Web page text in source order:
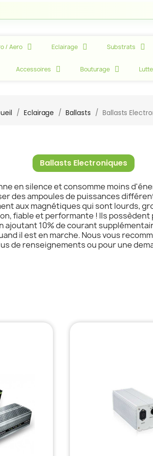
/ Aero Eclairage Substrats
Accessoires Bouturage
Eclairage Ballasts Ballasts
Ballasts Electroniques
en silence et consomme moins
des ampoules de puissances
aux magnétiques qui sont lourds,
fiable et performante ! Ils
10% de courant
il est en marche. Nous vous
de renseignements ou pour une